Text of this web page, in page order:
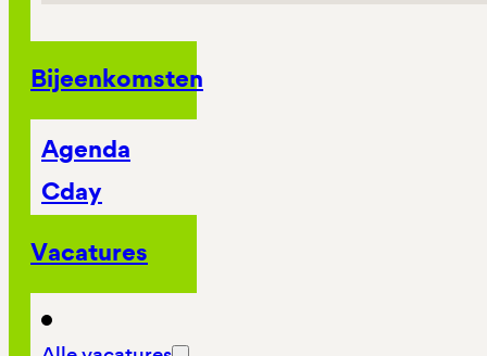
Bijeenkomsten
Agenda
Cday
Vacatures